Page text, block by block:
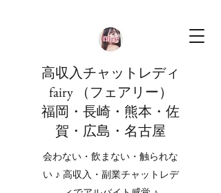
高収入チャットレディ
fairy （フェアリー）
福岡・長崎・熊本・佐
賀・広島・名古屋
会わない・飲まない・触られな
い ♪ 高収入・副業チャットレデ